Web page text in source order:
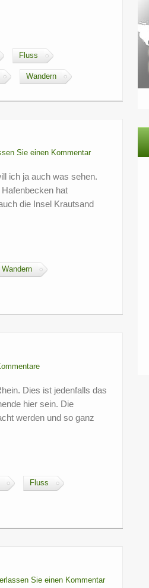
Fluss
Wandern
Sie einen Kommentar
ich ja auch was sehen.
hat
die Insel Krautsand
Wandern
Dies ist jedenfalls das
hier sein. Die
werden und so ganz
Fluss
Sie einen Kommentar